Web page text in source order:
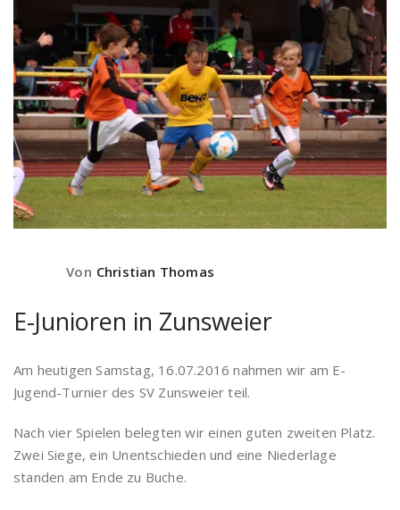
Von Christian Thomas
E-Junioren in Zunsweier
Am heutigen Samstag, 16.07.2016 nahmen wir am E-
Jugend-Turnier des SV Zunsweier teil.
Nach vier Spielen belegten wir einen guten zweiten Platz.
Zwei Siege, ein Unentschieden und eine Niederlage
standen am Ende zu Buche.